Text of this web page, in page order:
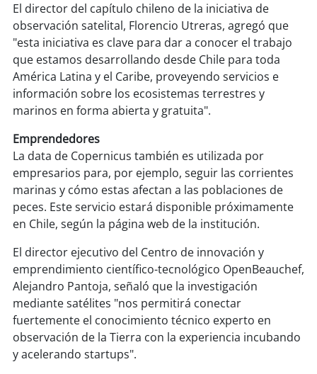
El director del capítulo chileno de la iniciativa de
observación satelital, Florencio Utreras, agregó que
"esta iniciativa es clave para dar a conocer el trabajo
que estamos desarrollando desde Chile para toda
América Latina y el Caribe, proveyendo servicios e
información sobre los ecosistemas terrestres y
marinos en forma abierta y gratuita".
Emprendedores
La data de Copernicus también es utilizada por
empresarios para, por ejemplo, seguir las corrientes
marinas y cómo estas afectan a las poblaciones de
peces. Este servicio estará disponible próximamente
en Chile, según la página web de la institución.
El director ejecutivo del Centro de innovación y
emprendimiento científico-tecnológico OpenBeauchef,
Alejandro Pantoja, señaló que la investigación
mediante satélites "nos permitirá conectar
fuertemente el conocimiento técnico experto en
observación de la Tierra con la experiencia incubando
y acelerando startups".